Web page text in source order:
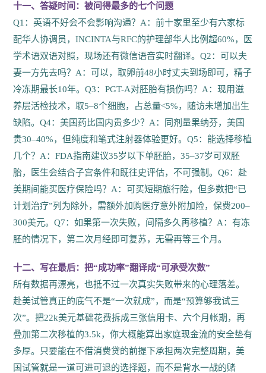
十一、答疑时间：被问得最多的七个问题
Q1：英语不好会不会影响沟通？A：前十家里至少有六家标
配华人协调员，INCINTA与RFC的护理部华人比例超60%，医
学术语双语对照，现场还有微信语音实时翻译。Q2：可以夫
妻一方先去吗？A：可以，取卵前48小时丈夫到场即可，精子
冷冻期最长10年。Q3：PGT-A对胚胎有损伤吗？A：现用滋
养层活检技术，取5–8个细胞，占总量<5%，随访未增加出生
缺陷。Q4：美国药比国内贵多少？A：同剂量果纳芬，美国
贵30–40%，但纯度和笔式注射器体验更好。Q5：能选择移植
几个？A：FDA指南建议35岁以下单胚胎，35–37岁可双胚
胎，医生会结合子宫条件和既往史评估，不可强制。Q6：赴
美期间能买医疗保险吗？A：可买短期旅行险，但多数把“已
计划治疗”列为除外，需额外加购医疗意外附加险，保费200–
300美元。Q7：如果第一次失败，间隔多久再移植？A：有冻
胚的情况下，第二次月经即可复苏，无需再等三个月。
十二、写在最后：把“成功率”翻译成“可承受次数”
所有数据再漂亮，也抵不过一次真实失败带来的心理落差。
赴美试管真正的底气不是“一次就成”，而是“预算够我试三
次”。把22k美元基础花费拆成三张信用卡、六个月帐期，再
叠加第二次移植的3.5k，你大概能算出家庭现金流的安全垫有
多厚。只要能在不借消费贷的前提下承担两次完整周期，美
国试管就是一道可进可退的选择题，而不是背水一战的赌